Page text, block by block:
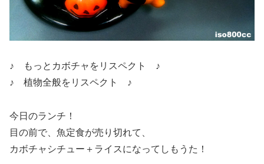
♪ もっとカボチャをリスペクト ♪
♪ 植物全般をリスペクト ♪
今日のランチ！
目の前で、魚定食が売り切れて、
カボチャシチュー＋ライスになってしもうた！